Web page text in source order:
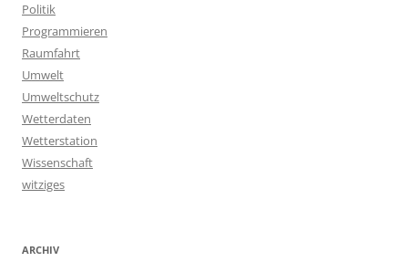
Politik
Programmieren
Raumfahrt
Umwelt
Umweltschutz
Wetterdaten
Wetterstation
Wissenschaft
witziges
ARCHIV